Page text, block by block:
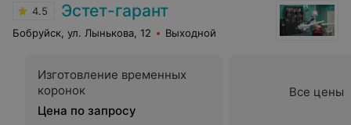
4.5 Эстет-гарант
Бобруйск, ул. Лынькова, 12 Выходной
Изготовление временных
коронок
Цена по запросу
Все цены